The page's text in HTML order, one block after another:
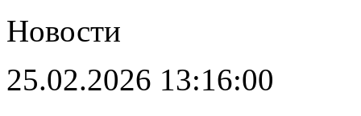
Новости
25.02.2026 13:16:00